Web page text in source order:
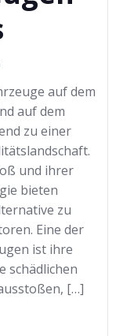
auf dem
auf dem
zu einer
und ihrer
bieten
zu
Eine der
ist ihre
schädlichen
[…]